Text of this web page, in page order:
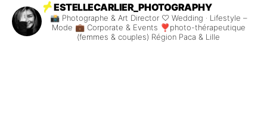
ESTELLECARLIER_PHOTOGRAPHY
📸 Photographe & Art Director♡ Wedding · Lifestyle –
Mode 💼 Corporate & Events ❣️photo-thérapeutique
(femmes & couples) Région Paca & Lille